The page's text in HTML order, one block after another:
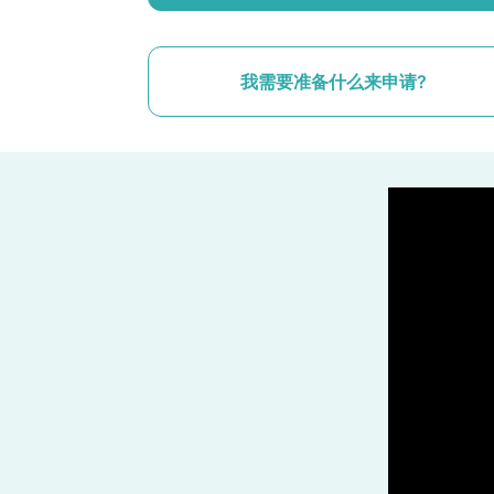
我需要准备什么来申请?